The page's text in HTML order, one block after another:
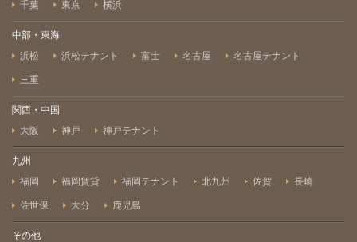
千葉
東京 横浜
中部・東海
浜松
浜松テナント 富士 名古屋 名古屋テナント
三重
関西・中国
大阪
神戸 神戸テナント
九州
福岡
福岡賃貸 福岡テナント 北九州 佐賀 長崎
佐世保 大分 鹿児島
その他